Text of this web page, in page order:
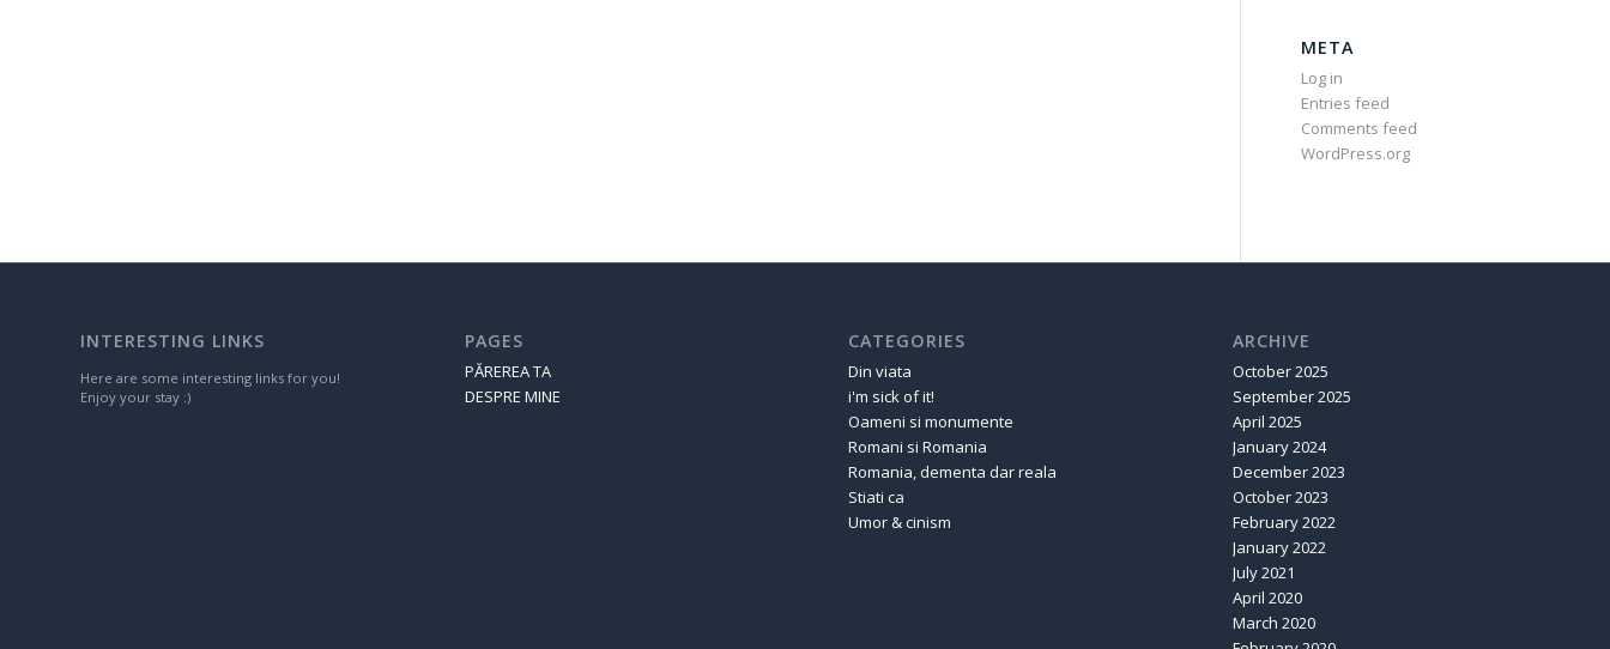
META
Log in
Entries feed
Comments feed
WordPress.org
INTERESTING LINKS
Here are some interesting links for you!
Enjoy your stay :)
PAGES
PĂREREA TA
DESPRE MINE
CATEGORIES
Din viata
i'm sick of it!
Oameni si monumente
Romani si Romania
Romania, dementa dar reala
Stiati ca
Umor & cinism
ARCHIVE
October 2025
September 2025
April 2025
January 2024
December 2023
October 2023
February 2022
January 2022
July 2021
April 2020
March 2020